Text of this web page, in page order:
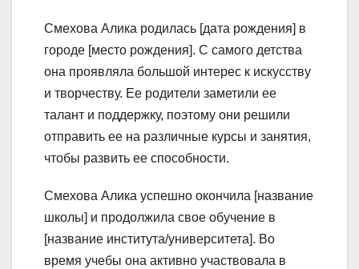
Смехова Алика родилась [дата рождения] в
городе [место рождения]. С самого детства
она проявляла большой интерес к искусству
и творчеству. Ее родители заметили ее
талант и поддержку, поэтому они решили
отправить ее на различные курсы и занятия,
чтобы развить ее способности.
Смехова Алика успешно окончила [название
школы] и продолжила свое обучение в
[название института/университета]. Во
время учебы она активно участвовала в